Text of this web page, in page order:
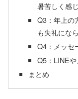
暑苦しく感
Q3：年上の
も失礼にな
Q4：メッセ
Q5：LINE
まとめ